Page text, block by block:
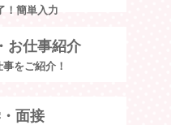
！簡単入力
お仕事紹介
をご紹介！
面接